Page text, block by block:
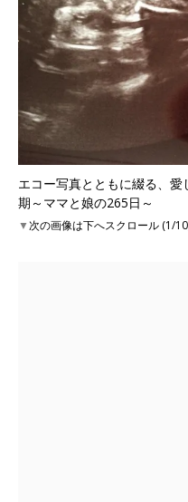
エコー写真とともに綴る、愛
期～ママと娘の265日～
▼次の画像は下へスクロール (1/